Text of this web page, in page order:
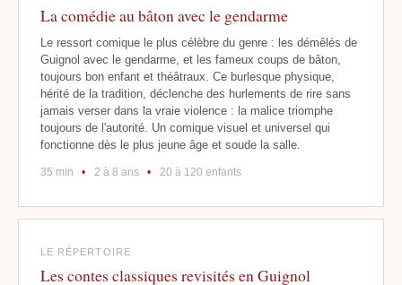
La comédie au bâton avec le gendarme
Le ressort comique le plus célèbre du genre : les démêlés de
Guignol avec le gendarme, et les fameux coups de bâton,
toujours bon enfant et théâtraux. Ce burlesque physique,
hérité de la tradition, déclenche des hurlements de rire sans
jamais verser dans la vraie violence : la malice triomphe
toujours de l'autorité. Un comique visuel et universel qui
fonctionne dès le plus jeune âge et soude la salle.
35 min • 2 à 8 ans • 20 à 120 enfants
LE RÉPERTOIRE
Les contes classiques revisités en Guignol